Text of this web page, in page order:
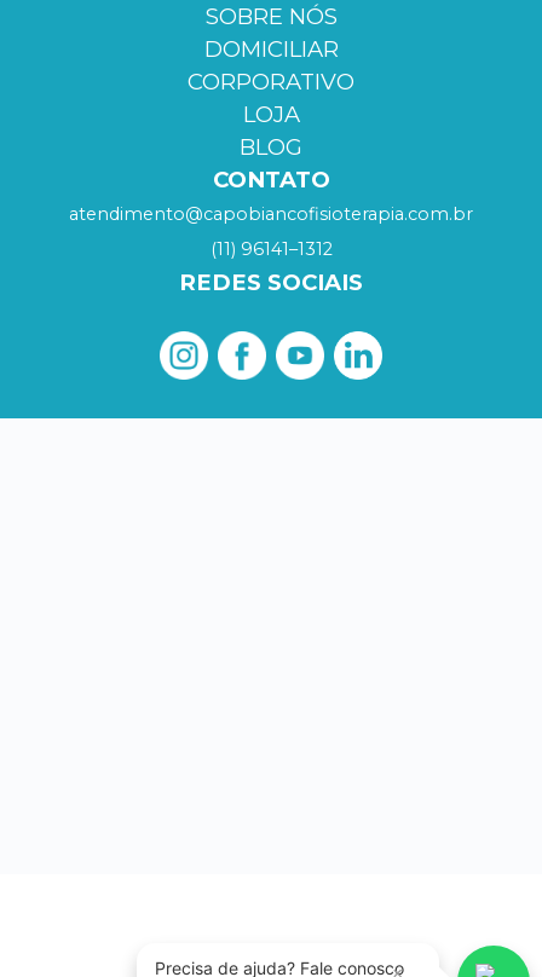
SOBRE NÓS
DOMICILIAR
CORPORATIVO
LOJA
BLOG
CONTATO
atendimento@capobiancofisioterapia.com.br
(11) 96141–1312
REDES SOCIAIS
Precisa de ajuda? Fale conosco
×